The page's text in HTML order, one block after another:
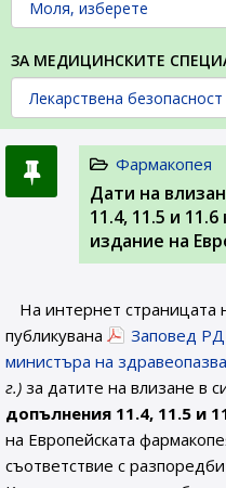
ЗА МЕДИЦИНСКИТЕ
Фармакопея
Дати на
11.4, 11.5 и
издание на
На интернет страницата
публикувана
Заповед
министъра на
г.) за датите на влизане в
допълнения 11.4, 11.5 и
на Европейската
съответствие с